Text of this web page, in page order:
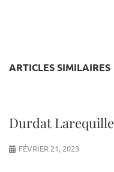
ARTICLES SIMILAIRES
Durdat Larequille
FÉVRIER 21, 2023